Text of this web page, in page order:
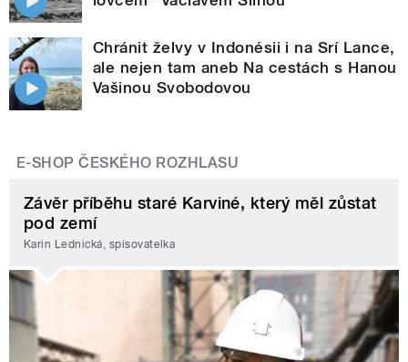
Chránit želvy v Indonésii i na Srí Lance,
ale nejen tam aneb Na cestách s Hanou
Vašinou Svobodovou
E-SHOP ČESKÉHO ROZHLASU
Závěr příběhu staré Karviné, který měl zůstat
pod zemí
Karin Lednická, spisovatelka